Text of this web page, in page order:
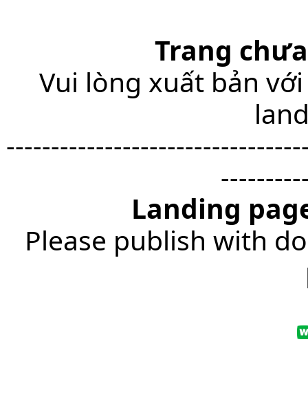
Trang
Vui lòng xuất bản
Landing
Please publish with